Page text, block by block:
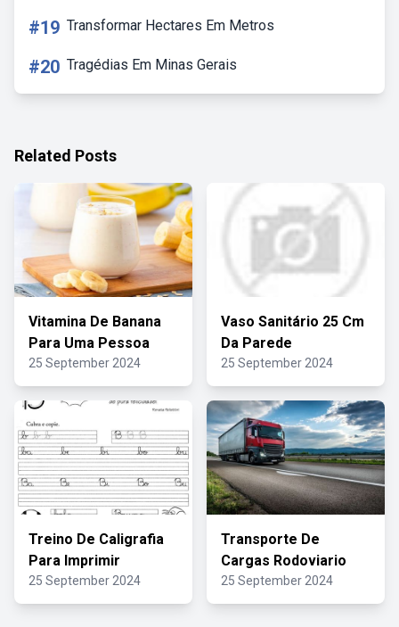
#19 Transformar Hectares Em Metros
#20 Tragédias Em Minas Gerais
Related Posts
Vitamina De Banana
Para Uma Pessoa
25 September 2024
Vaso Sanitário 25 Cm
Da Parede
25 September 2024
Treino De Caligrafia
Para Imprimir
25 September 2024
Transporte De
Cargas Rodoviario
25 September 2024